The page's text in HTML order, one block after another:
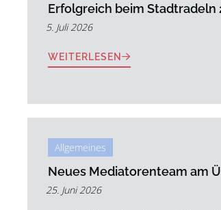
Erfolgreich beim Stadtradeln
5. Juli 2026
WEITERLESEN
Allgemeines
Neues Mediatorenteam am
25. Juni 2026